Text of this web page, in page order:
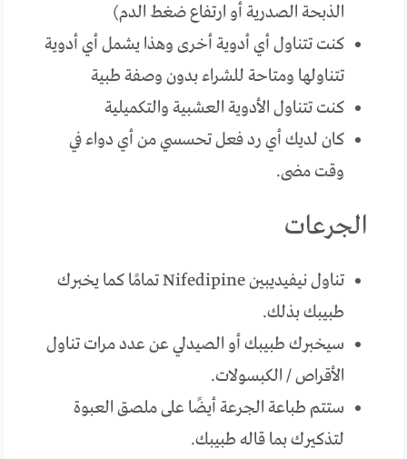
الذبحة الصدرية أو ارتفاع ضغط الدم)
كنت تتناول أي أدوية أخرى وهذا يشمل أي أدوية
تتناولها ومتاحة للشراء بدون وصفة طبية
كنت تتناول الأدوية العشبية والتكميلية
كان لديك أي رد فعل تحسسي من أي دواء في
وقت مضى.
الجرعات
تناول نيفيديبين Nifedipine تمامًا كما يخبرك
طبيبك بذلك.
سيخبرك طبيبك أو الصيدلي عن عدد مرات تناول
الأقراص / الكبسولات.
ستتم طباعة الجرعة أيضًا على ملصق العبوة
لتذكيرك بما قاله طبيبك.